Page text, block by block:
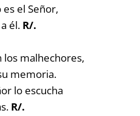
el Señor,
él. R/.
los malhechores,
memoria.
lo escucha
R/.